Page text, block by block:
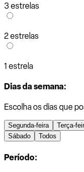
3 estrelas
2 estrelas
1 estrela
Dias da semana:
Escolha os dias que
Segunda-feira Terça-
Sábado
Todos
Período: